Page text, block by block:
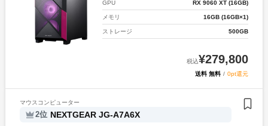
GPU RX 9060 XT (16GB)
メモリ 16GB (16GB×1)
ストレージ 500GB
税込¥279,800
送料 無料 / 0pt還元
マウスコンピューター
2位 NEXTGEAR JG-A7A6X